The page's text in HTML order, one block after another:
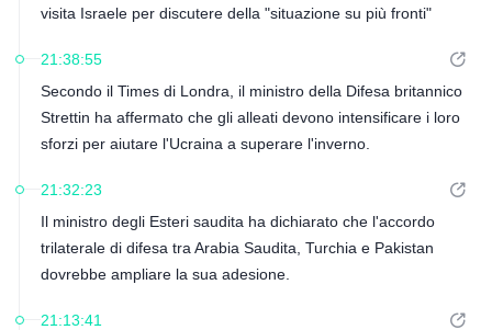
visita Israele per discutere della "situazione su più fronti"
21:38:55
Secondo il Times di Londra, il ministro della Difesa britannico
Strettin ha affermato che gli alleati devono intensificare i loro
sforzi per aiutare l'Ucraina a superare l'inverno.
21:32:23
Il ministro degli Esteri saudita ha dichiarato che l'accordo
trilaterale di difesa tra Arabia Saudita, Turchia e Pakistan
dovrebbe ampliare la sua adesione.
21:13:41